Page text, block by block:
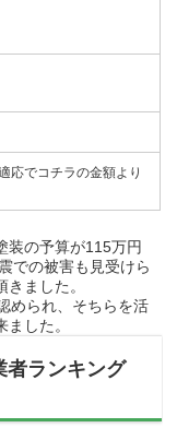
応でコチラの金額より
装の予算が115万円
での被害も見受けら
ました。
められ、そちらを活
した。
ランキング